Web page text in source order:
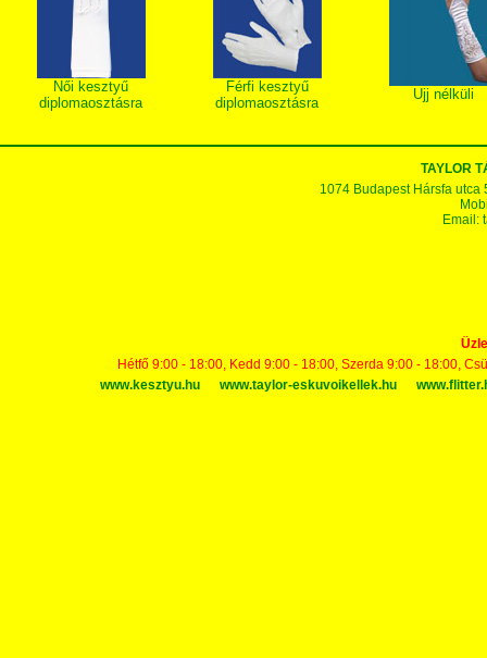
Női kesztyű
diplomaosztásra
Férfi kesztyű
diplomaosztásra
Ujj nélküli
TAYLOR
1074 Budapest Hársfa utca
Email:
Hétfő 9:00 - 18:00, Kedd 9:00 - 18:00, Szerda 9:00 - 18:00,
www.kesztyu.hu
www.taylor-eskuvoikellek.hu